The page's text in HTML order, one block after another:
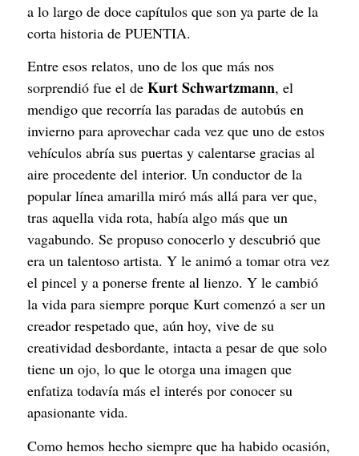
a lo largo de doce capítulos que son ya parte de la
corta historia de PUENTIA.
Entre esos relatos, uno de los que más nos
sorprendió fue el de Kurt Schwartzmann, el
mendigo que recorría las paradas de autobús en
invierno para aprovechar cada vez que uno de estos
vehículos abría sus puertas y calentarse gracias al
aire procedente del interior. Un conductor de la
popular línea amarilla miró más allá para ver que,
tras aquella vida rota, había algo más que un
vagabundo. Se propuso conocerlo y descubrió que
era un talentoso artista. Y le animó a tomar otra vez
el pincel y a ponerse frente al lienzo. Y le cambió
la vida para siempre porque Kurt comenzó a ser un
creador respetado que, aún hoy, vive de su
creatividad desbordante, intacta a pesar de que solo
tiene un ojo, lo que le otorga una imagen que
enfatiza todavía más el interés por conocer su
apasionante vida.
Como hemos hecho siempre que ha habido ocasión,